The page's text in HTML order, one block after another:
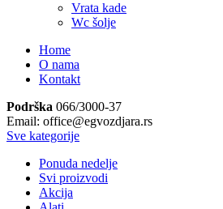
Vrata kade
Wc šolje
Home
O nama
Kontakt
Podrška 066/3000-37
Email: office@egvozdjara.rs
Sve kategorije
Ponuda nedelje
Svi proizvodi
Akcija